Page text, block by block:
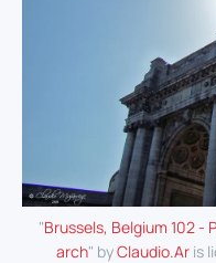
"Brussels, Belgium 102 -
arch" byClaudio.Aris